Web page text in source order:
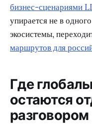
бизнес-сценариями
упирается не в
экосистемы,
маршрутов для
Где
остаются
разговором